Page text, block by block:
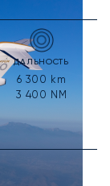
ДАЛЬНОСТЬ
6 300 km
3 400 NM